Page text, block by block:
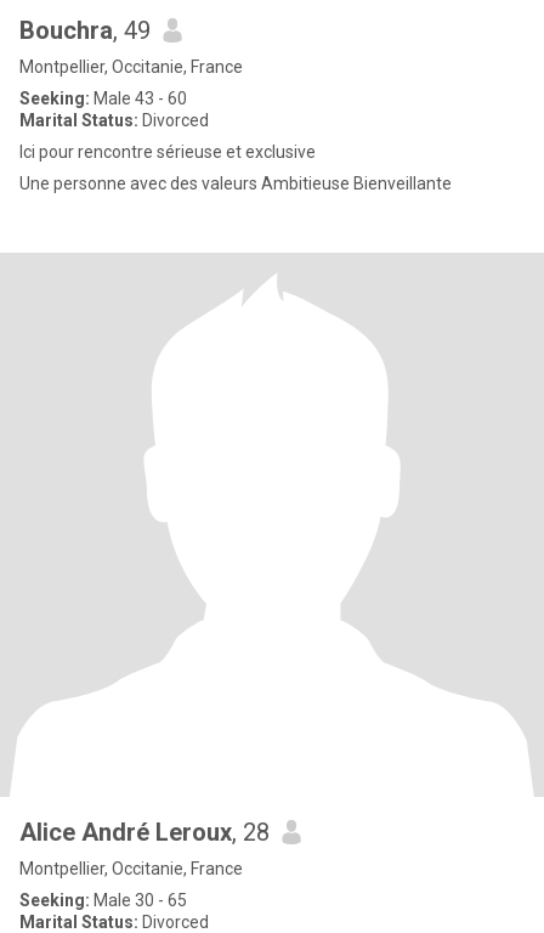
Bouchra, 49
Montpellier, Occitanie, France
Seeking: Male 43 - 60
Marital Status: Divorced
Ici pour rencontre sérieuse et exclusive
Une personne avec des valeurs Ambitieuse Bienveillante
Alice André Leroux, 28
Montpellier, Occitanie, France
Seeking: Male 30 - 65
Marital Status: Divorced